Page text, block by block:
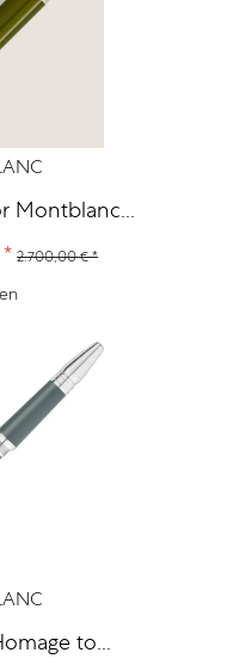
Montblanc...
2.700,00 € *
to...